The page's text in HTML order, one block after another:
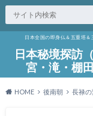
日本全国の即身仏＆五重塔
日本秘境探訪
宮・滝・棚
HOME 後南朝 長禄の